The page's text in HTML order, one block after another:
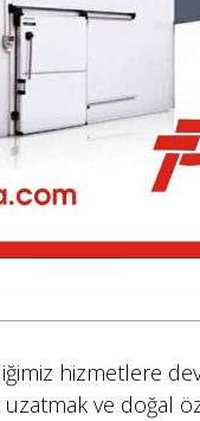
hizmetlere
ve doğal